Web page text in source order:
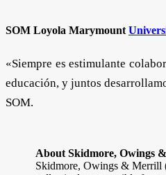
SOM Loyola Marymount
«Siempre es estimulante
educación, y juntos
SOM.
About Skidmore, Owings
Skidmore, Owings & Merrill